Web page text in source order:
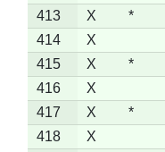
413
X *
414
X
415
X *
416
X
417
X *
418
X